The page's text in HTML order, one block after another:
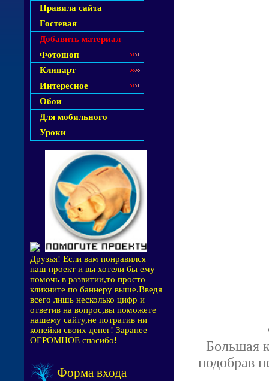
Правила сайта
Гостевая
Добавить материал
Фотошоп
Клипарт
Интересное
Обои
Для мобильного
Уроки
Друзья! Если вам понравился
наш проект и вы хотели бы ему
помочь в развитии,то просто
кликните по баннеру выше.Введя
всего лишь несколько цифр и
ответив на вопрос,вы поможете
нашему сайту,не потратив ни
копейки своих денег! Заранее
ОГРОМНОЕ спасибо!
Форма входа
Большая
подобрав